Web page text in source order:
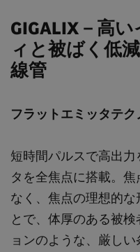
GIGALIX－高
ィと被ばく低
線管
フラットエミッタテク
短時間パルスで高出
タを全焦点に搭載。
なく、焦点の理想的
とで、体厚のある被
ョンのような、厳し